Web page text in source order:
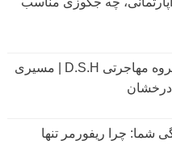
مهاجرت به آلمان با گروه مهاجرتی D.S.H | مسیری
درخشان
شما: چرا ریفورمر تنها